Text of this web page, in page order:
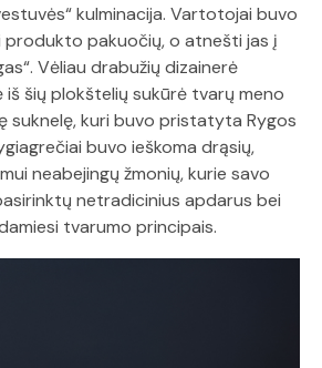
kulminacija. Vartotojai buvo
produkto pakuočių, o atnešti jas į
Vėliau drabužių dizainerė
iš šių plokštelių sukūrė tvarų meno
suknelę, kuri buvo pristatyta Rygos
buvo ieškoma drąsių,
neabejingų žmonių, kurie savo
netradicinius apdarus bei
tvarumo principais.